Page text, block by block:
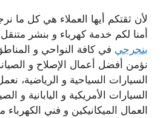
لأن ثقتكم أيها العملاء هي كل ما
أمنا لكم خدمة كهرباء و بنشر
بنجرجي في كافة النواحي و
نؤمن أفضل أعمال الإصلاح و
السيارات السياحية و الرياضية،
السيارات الأمريكية و اليابانية و
العمال الميكانيكين و فني